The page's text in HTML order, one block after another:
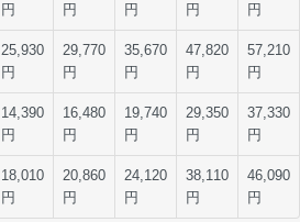
円
円
円
円
円
25,930
円
29,770
円
35,670
円
47,820
円
57,210
円
14,390
円
16,480
円
19,740
円
29,350
円
37,330
円
18,010
円
20,860
円
24,120
円
38,110
円
46,090
円